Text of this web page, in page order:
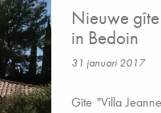
Nieuwe
in Bedoin
31 januari 2017
Gîte "Villa